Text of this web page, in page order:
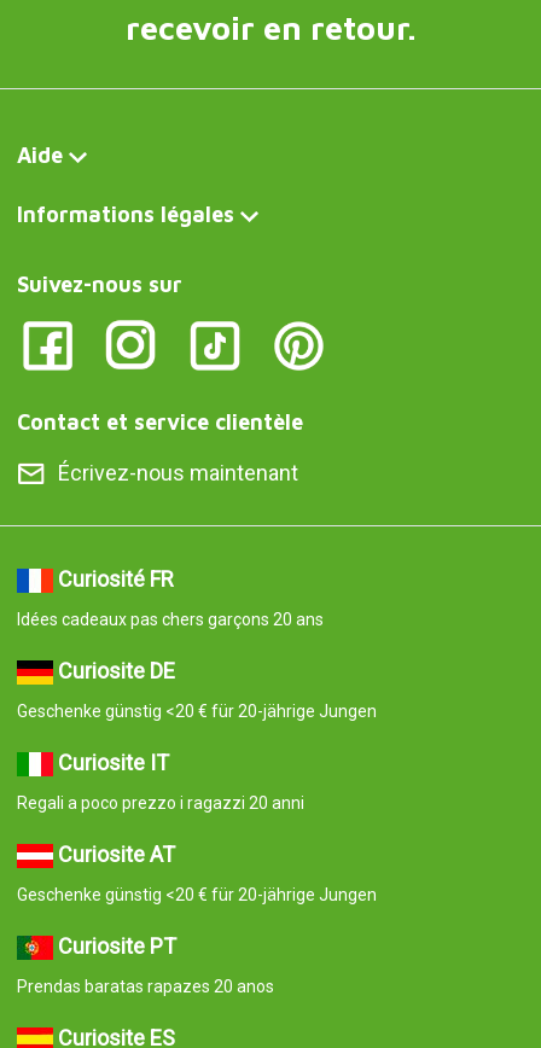
recevoir en retour.
Aide
Informations légales
Suivez-nous sur
Contact et service clientèle
Écrivez-nous maintenant
Curiosité FR
Idées cadeaux pas chers garçons 20 ans
Curiosite DE
Geschenke günstig <20 € für 20-jährige Jungen
Curiosite IT
Regali a poco prezzo i ragazzi 20 anni
Curiosite AT
Geschenke günstig <20 € für 20-jährige Jungen
Curiosite PT
Prendas baratas rapazes 20 anos
Curiosite ES